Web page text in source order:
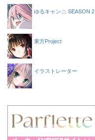
ゆるキャン△ SEASON 2
東方Project
イラストレーター